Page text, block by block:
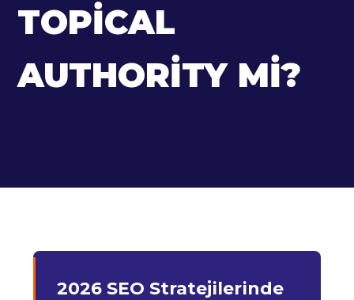
TOPICAL
AUTHORITY MI?
2026 SEO Stratejilerinde